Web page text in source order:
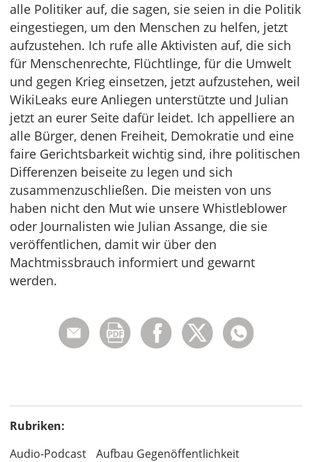
alle Politiker auf, die sagen, sie seien in die Politik
eingestiegen, um den Menschen zu helfen, jetzt
aufzustehen. Ich rufe alle Aktivisten auf, die sich
für Menschenrechte, Flüchtlinge, für die Umwelt
und gegen Krieg einsetzen, jetzt aufzustehen, weil
WikiLeaks eure Anliegen unterstützte und Julian
jetzt an eurer Seite dafür leidet. Ich appelliere an
alle Bürger, denen Freiheit, Demokratie und eine
faire Gerichtsbarkeit wichtig sind, ihre politischen
Differenzen beiseite zu legen und sich
zusammenzuschließen. Die meisten von uns
haben nicht den Mut wie unsere Whistleblower
oder Journalisten wie Julian Assange, die sie
veröffentlichen, damit wir über den
Machtmissbrauch informiert und gewarnt
werden.
Rubriken:
Audio-Podcast
Aufbau Gegenöffentlichkeit